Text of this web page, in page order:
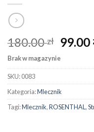
180.00zł 99.00
Brak w magazynie
SKU:0083
Kategoria:Mlecznik
Tagi:Mlecznik,ROSENTHAL ,